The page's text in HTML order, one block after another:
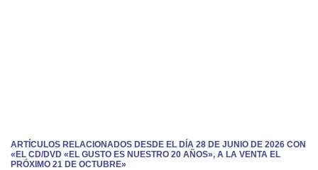
ARTÍCULOS RELACIONADOS DESDE EL DÍA 28 DE JUNIO DE 2026 CON
«EL CD/DVD «EL GUSTO ES NUESTRO 20 AÑOS», A LA VENTA EL
PRÓXIMO 21 DE OCTUBRE»